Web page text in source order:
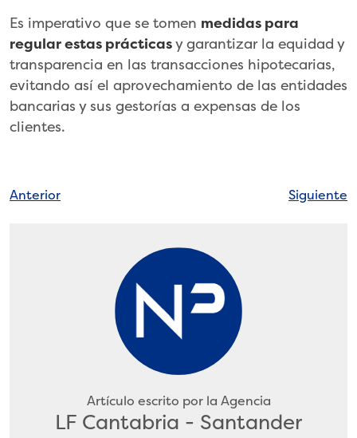
Es imperativo que se tomen medidas para
regular estas prácticasy garantizar la equidad y
transparencia en las transacciones hipotecarias,
evitando así el aprovechamiento de las entidades
bancarias y sus gestorías a expensas de los
clientes.
Navegación
Anterior Siguiente
Artículo escrito por la Agencia
LF Cantabria - Santander